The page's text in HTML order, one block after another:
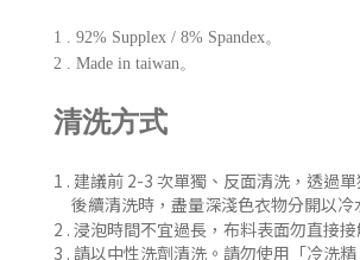
1 . 92% Supplex / 8% Spandex。
2 . Made in taiwan。
清洗方式
1 . 建議前 2-3 次單獨、反面清洗 ， 透過
後續清洗時 ，盡量深淺色衣物分開以冷
2 . 浸泡時間不宜過長，布料表面勿直接
3 . 請以中性洗劑清洗。請勿使用「冷洗精